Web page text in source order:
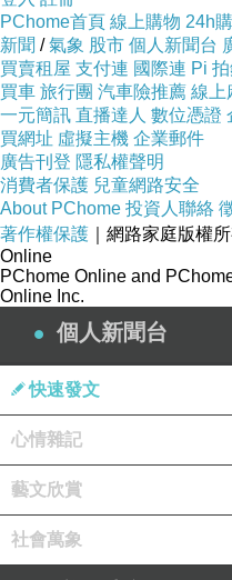
一切的思念都藏在月光裡!
上一篇：孫悟空
下一篇：天使的吻在晚上
PChome首頁 線上購物 24h
新聞 /氣象 股市 個人新聞台
買賣租屋 支付連 國際連 Pi
買車 旅行團 汽車險推薦 線上
一元簡訊 直播達人 數位憑證
買網址 虛擬主機 企業郵件
廣告刊登 隱私權聲明
消費者保護 兒童網路安全
About PChome 投資人聯絡
著作權保護 ｜網路家庭版權
Online
PChome Online and
Online Inc.
個人新聞台
快速發文
心情雜記
藝文欣賞
社會萬象